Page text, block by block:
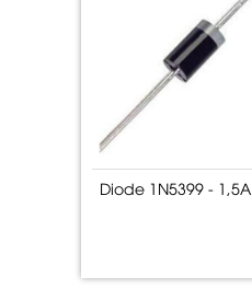
Diode 1N5399 - 1,5A